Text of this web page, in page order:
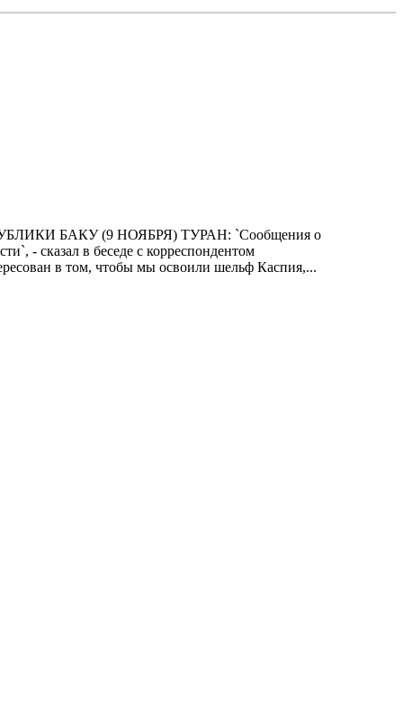
БАКУ (9 HОЯБРЯ) ТУРАH: `Сообщения о
- сказал в беседе с коppеспондентом
в том, чтобы мы освоили шельф Каспия,...